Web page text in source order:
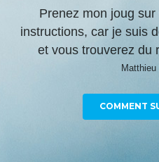
Prenez mon joug
instructions, car je suis
et vous trouverez du
Matthieu
COMMENT